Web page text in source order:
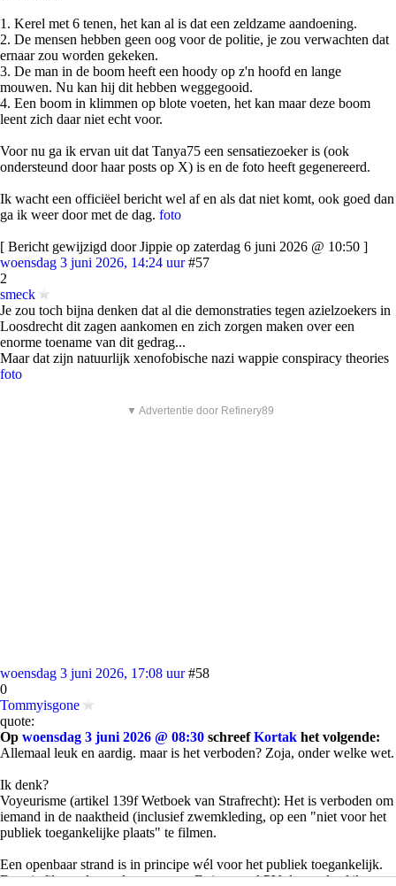
1. Kerel met 6 tenen, het kan al is dat een zeldzame aandoening.
2. De mensen hebben geen oog voor de politie, je zou verwachten dat
ernaar zou worden gekeken.
3. De man in de boom heeft een hoody op z'n hoofd en lange
mouwen. Nu kan hij dit hebben weggegooid.
4. Een boom in klimmen op blote voeten, het kan maar deze boom
leent zich daar niet echt voor.
Voor nu ga ik ervan uit dat Tanya75 een sensatiezoeker is (ook
ondersteund door haar posts op X) is en de foto heeft gegenereerd.
Ik wacht een officiëel bericht wel af en als dat niet komt, ook goed dan
ga ik weer door met de dag. foto
[ Bericht gewijzigd door Jippie op zaterdag 6 juni 2026 @ 10:50 ]
woensdag 3 juni 2026, 14:24 uur #57
2
smeck
Je zou toch bijna denken dat al die demonstraties tegen azielzoekers in
Loosdrecht dit zagen aankomen en zich zorgen maken over een
enorme toename van dit gedrag...
Maar dat zijn natuurlijk xenofobische nazi wappie conspiracy theories
foto
▼ Advertentie door Refinery89
woensdag 3 juni 2026, 17:08 uur #58
0
Tommyisgone
quote:
Op woensdag 3 juni 2026 @ 08:30 schreefKortak het volgende:
Allemaal leuk en aardig. maar is het verboden? Zoja, onder welke wet.
Ik denk?
Voyeurisme (artikel 139f Wetboek van Strafrecht): Het is verboden om
iemand in de naaktheid (inclusief zwemkleding, op een "niet voor het
publiek toegankelijke plaats" te filmen.
Een openbaar strand is in principe wél voor het publiek toegankelijk.
Daar is filmen dus wel toegestaan. Er is geen APV daar geloof ik over